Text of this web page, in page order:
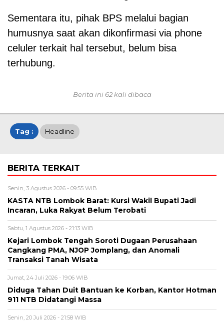
Sementara itu, pihak BPS melalui bagian
humusnya saat akan dikonfirmasi via phone
celuler terkait hal tersebut, belum bisa
terhubung.
Berita ini 62 kali dibaca
Tag : Headline
BERITA TERKAIT
Senin, 3 Agustus 2026 - 09:55 WIB
KASTA NTB Lombok Barat: Kursi Wakil Bupati Jadi
Incaran, Luka Rakyat Belum Terobati
Sabtu, 1 Agustus 2026 - 21:13 WIB
Kejari Lombok Tengah Soroti Dugaan Perusahaan
Cangkang PMA, NJOP Jomplang, dan Anomali
Transaksi Tanah Wisata
Jumat, 24 Juli 2026 - 19:06 WIB
Diduga Tahan Duit Bantuan ke Korban, Kantor Hotman
911 NTB Didatangi Massa
Senin, 20 Juli 2026 - 21:58 WIB